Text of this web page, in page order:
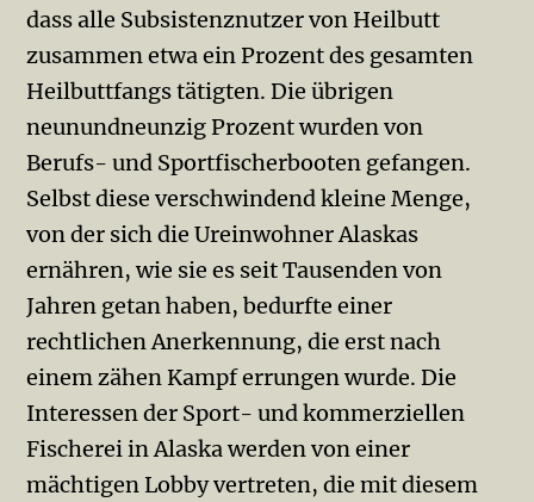
dass alle Subsistenznutzer von Heilbutt
zusammen etwa ein Prozent des gesamten
Heilbuttfangs tätigten. Die übrigen
neunundneunzig Prozent wurden von
Berufs- und Sportfischerbooten gefangen.
Selbst diese verschwindend kleine Menge,
von der sich die Ureinwohner Alaskas
ernähren, wie sie es seit Tausenden von
Jahren getan haben, bedurfte einer
rechtlichen Anerkennung, die erst nach
einem zähen Kampf errungen wurde. Die
Interessen der Sport- und kommerziellen
Fischerei in Alaska werden von einer
mächtigen Lobby vertreten, die mit diesem